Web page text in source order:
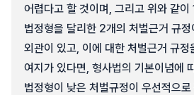
어렵다고 할 것이며, 그리고 위와 같이
법정형을 달리한 2개의 처벌근거 규
외관이 있고, 이에 대한 처벌근거 규정
여지가 있다면, 형사법의 기본이념에
법정형이 낮은 처벌규정이 우선적으